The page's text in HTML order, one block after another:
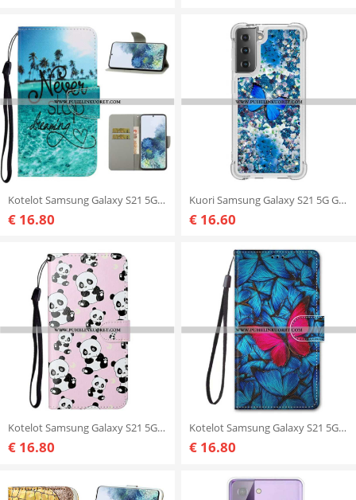
Kotelot Samsung Galaxy S21 5G Suojaketju Kuori Älä Koskaan Lopeta Unelmointia Navy Strappy
€ 16.80
Kuori Samsung Galaxy S21 5G Glitter Blue Perhoset
€ 16.60
Kotelot Samsung Galaxy S21 5G Mitkä Pandat
€ 16.80
Kotelot Samsung Galaxy S21 5G Punainen Perhonen Sininen Tausta
€ 16.80